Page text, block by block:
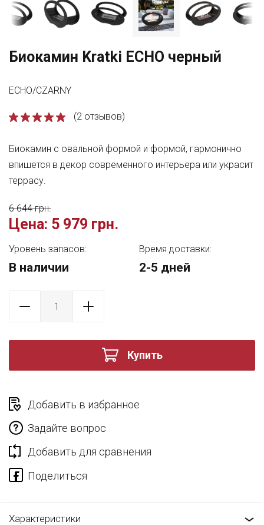
Биокамин Kratki ECHO черный
ECHO/CZARNY
(2 отзывов)
Биокамин с овальной формой и формой, гармонично
впишется в декор современного интерьера или украсит
террасу.
Цена: 5 979 грн.
6 644 грн.
Уровень запасов:
В наличии
Время доставки:
2-5 дней
Купить
Добавить в избранное
Задайте вопрос
Добавить для сравнения
Характеристики